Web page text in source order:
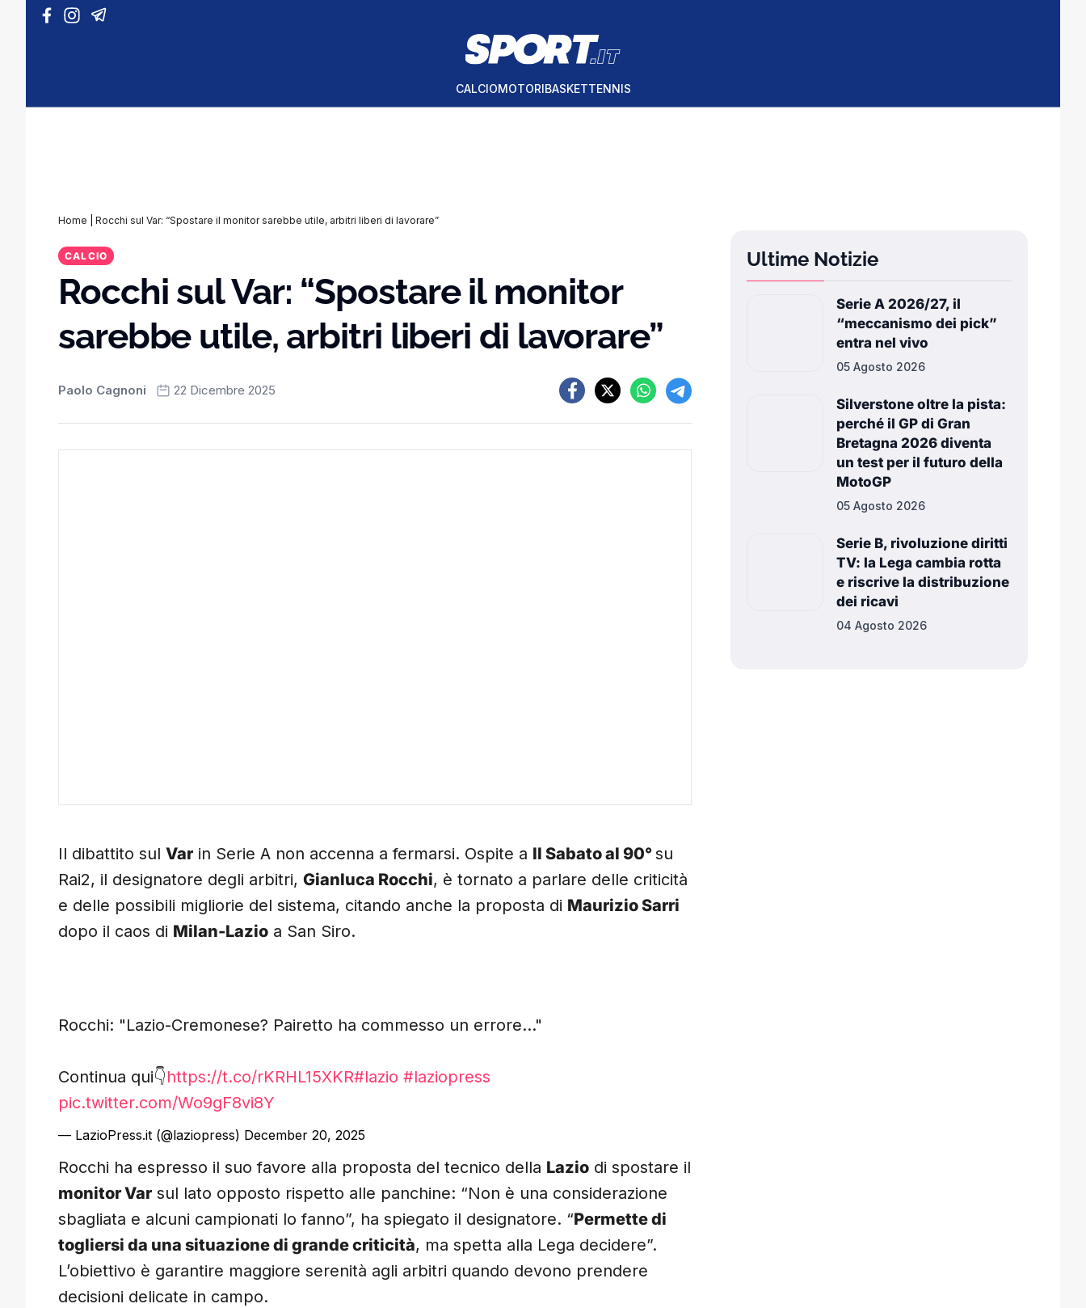
Vai al contenuto
CALCIOMOTORIBASKETTENNIS
Home Rocchi sul Var: “Spostare il monitor sarebbe utile, arbitri liberi di lavorare”
CALCIO
Rocchi sul Var: “Spostare il monitor
sarebbe utile, arbitri liberi di lavorare”
Paolo Cagnoni 22 Dicembre 2025
Il dibattito sul Var in Serie A non accenna a fermarsi. Ospite a Il Sabato al 90° su
Rai2, il designatore degli arbitri, Gianluca Rocchi, è tornato a parlare delle criticità
e delle possibili migliorie del sistema, citando anche la proposta di Maurizio Sarri
dopo il caos di Milan-Lazio a San Siro.
Rocchi: "Lazio-Cremonese? Pairetto ha commesso un errore…"
Continua qui👇https://t.co/rKRHL15XKR#lazio #laziopress
pic.twitter.com/Wo9gF8vi8Y
— LazioPress.it (@laziopress) December 20, 2025
Rocchi ha espresso il suo favore alla proposta del tecnico della Lazio di spostare il
monitor Var sul lato opposto rispetto alle panchine: “Non è una considerazione
sbagliata e alcuni campionati lo fanno”, ha spiegato il designatore. “Permette di
togliersi da una situazione di grande criticità, ma spetta alla Lega decidere”.
L’obiettivo è garantire maggiore serenità agli arbitri quando devono prendere
decisioni delicate in campo.
Ultime Notizie
Serie A 2026/27, il
“meccanismo dei pick”
entra nel vivo
05 Agosto 2026
Silverstone oltre la pista:
perché il GP di Gran
Bretagna 2026 diventa
un test per il futuro della
MotoGP
05 Agosto 2026
Serie B, rivoluzione diritti
TV: la Lega cambia rotta
e riscrive la distribuzione
dei ricavi
04 Agosto 2026